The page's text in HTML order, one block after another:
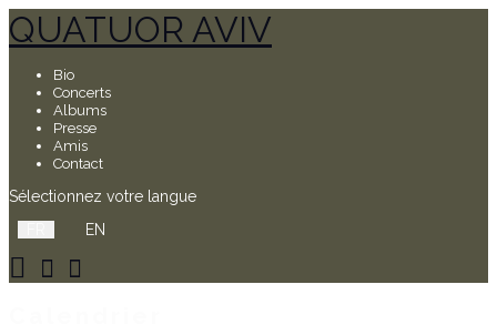
QUATUOR AVIV
Bio
Concerts
Albums
Presse
Amis
Contact
Sélectionnez votre langue
EN